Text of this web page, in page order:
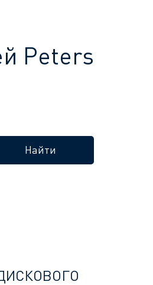
Peters
Найти